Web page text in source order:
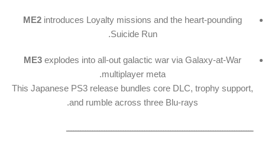
ME2 introduces Loyalty missions and the heart-pounding
Suicide Run.
ME3 explodes into all-out galactic war via Galaxy-at-War
multiplayer meta.
This Japanese PS3 release bundles core DLC, trophy support,
and rumble across three Blu-rays.
ـــــــــــــــــــــــــــــــــــــــــــــــــــــــــــــــــــــــــــــــ